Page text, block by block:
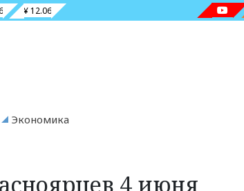
¥ 12.06
Экономика
4 июня